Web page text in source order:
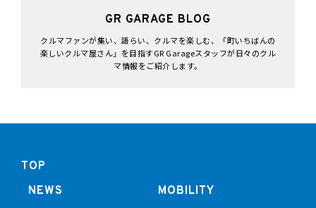
GR GARAGE BLOG
クルマファンが集い、語らい、クルマを楽しむ、「町いちばんの
楽しいクルマ屋さん」を目指すGR Garageスタッフが日々のクル
マ情報をご紹介します。
TOP
NEWS
MOBILITY